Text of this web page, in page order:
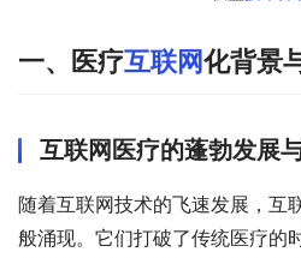
一、医疗互联网化背景
互联网医疗的蓬勃发展
随着互联网技术的飞速发展，互
般涌现。它们打破了传统医疗的